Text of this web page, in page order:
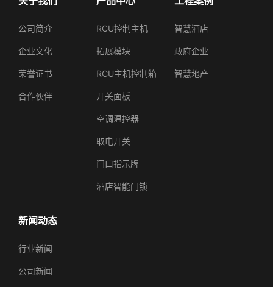
公司简介‌
‌企业文化‌
‌荣誉证书‌
‌合作伙伴‌
RCU控制主机‌
拓展模块
‌RCU主机控制箱‌
‌开关面板‌
‌空调温控器‌
‌取电开关‌
‌门口指示牌‌
‌酒店智能门锁‌
‌智慧酒店
‌政府‌企业
‌智慧地产‌
新闻动态
‌行业新闻‌
‌公司新闻‌